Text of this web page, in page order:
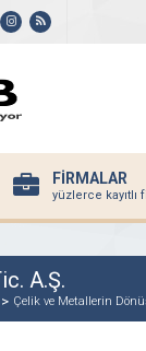
FİRMALAR
yüzlerce kayıtlı
A.Ş.
Çelik ve Metallerin